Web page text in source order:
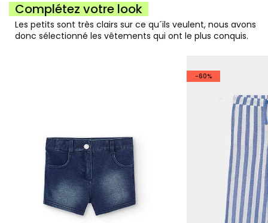
Complétez votre look
Les petits sont très clairs sur ce qu´ils veulent, nous avons
donc sélectionné les vêtements qui ont le plus conquis.
-60%